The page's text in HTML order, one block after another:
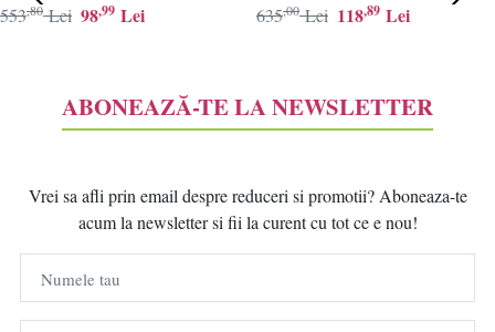
98,99 Lei
553,80 Lei 118,89 Lei
635,00 Lei
ABONEAZĂ-TE LA NEWSLETTER
Vrei sa afli prin email despre reduceri si promotii? Aboneaza-te
acum la newsletter si fii la curent cu tot ce e nou!
Numele tau